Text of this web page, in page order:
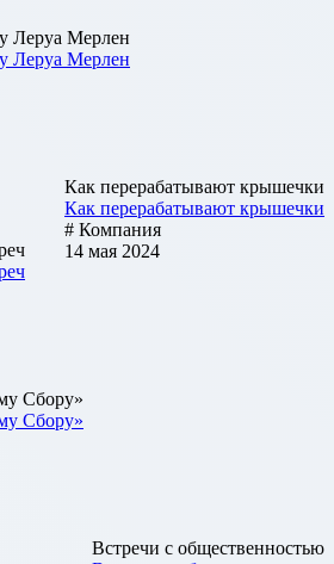
Леруа Мерлен
Леруа Мерлен
Как перерабатывают крышечки
Как перерабатывают крышечки
# Компания
14 мая 2024
Сбору»
Сбору»
Встречи с общественностью